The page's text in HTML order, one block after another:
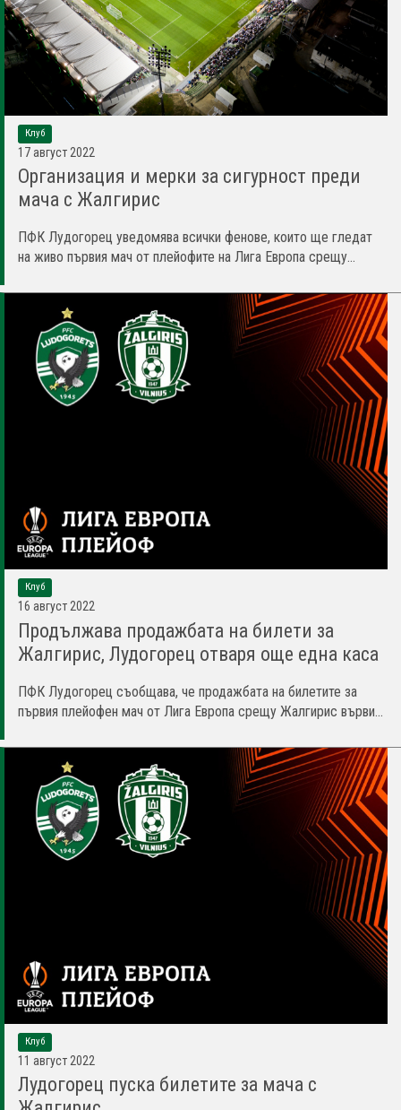
Клуб
17 август 2022
Организация и мерки за сигурност преди
мача с Жалгирис
ПФК Лудогорец уведомява всички фенове, които ще гледат
на живо първия мач от плейофите на Лига Европа срещу...
Клуб
16 август 2022
Продължава продажбата на билети за
Жалгирис, Лудогорец отваря още една каса
ПФК Лудогорец съобщава, че продажбата на билетите за
първия плейофен мач от Лига Европа срещу Жалгирис върви...
Клуб
11 август 2022
Лудогорец пуска билетите за мача с